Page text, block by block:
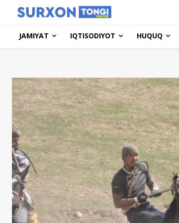
JAMIYAT IQTISODIYOT HUQUQ